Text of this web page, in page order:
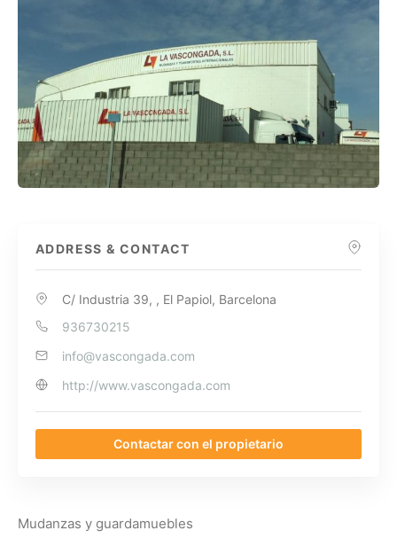
ADDRESS & CONTACT
C/ Industria 39, , El Papiol, Barcelona
936730215
info@vascongada.com
http://www.vascongada.com
Contactar con el propietario
Mudanzas y guardamuebles